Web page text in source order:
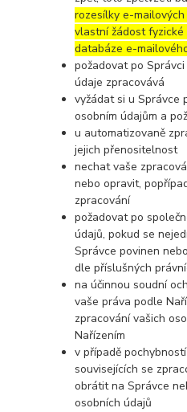
rozesílky e-
vlastní žádost
databáze e-
požadovat po
údaje zpracovává
vyžádat si u Správce
osobním údajům a
u automatizovaně
jejich přenositelnost
nechat vaše
nebo opravit,
zpracování
požadovat po
údajů, pokud se
Správce povinen
dle příslušných
na účinnou soudní
vaše práva podle
zpracování vašich
Nařízením
v případě
souvisejících se
obrátit na Správce
osobních údajů